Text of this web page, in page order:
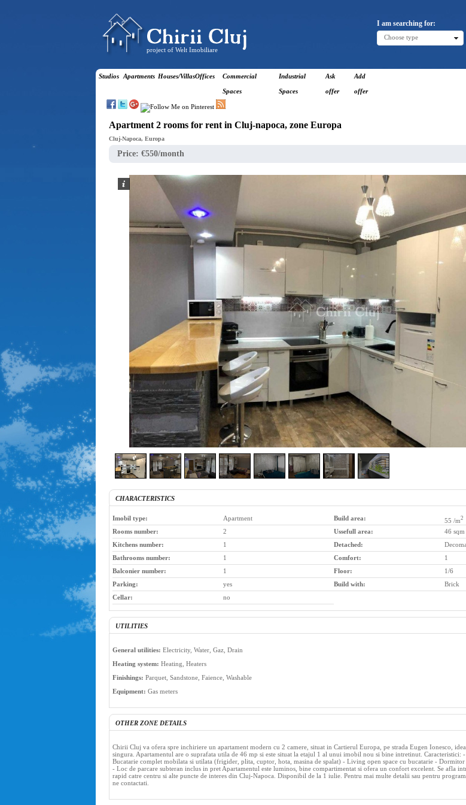
project of Welt Imobiliare
I am searching for:
Choose type
Studios Apartments Houses/VillasOffices Commercial
Spaces
Industrial
Spaces
Ask
offer
Add
offer
Apartment 2 rooms for rent in Cluj-napoca, zone Europa
Cluj-Napoca, Europa
Price: €550/month
CHARACTERISTICS
Imobil type:
Apartment
Rooms number:
2
Kitchens number:
1
Bathrooms number:
1
Balconier number:
1
Parking:
yes
Cellar:
no
Build area: 55 /m2
Ussefull area:
46 sqm
Detached:
Comfort:
1
Floor:
1/6
Build with:
Brick
UTILITIES
General utilities: Electricity, Water, Gaz, Drain
Heating system: Heating, Heaters
Finishings: Parquet, Sandstone, Faience, Washable
Equipment: Gas meters
OTHER ZONE DETAILS
Chirii Cluj va ofera spre inchiriere un apartament modern cu 2 camere, situat in Cartierul Europa, pe strada Eugen Ionesco,
singura. Apartamentul are o suprafata utila de 46 mp si este situat la etajul 1 al unui imobil nou si bine intretinut. Caracteristici:
Bucatarie complet mobilata si utilata (frigider, plita, cuptor, hota, masina de spalat) - Living open space cu bucatarie - Dormitor
- Loc de parcare subteran inclus in pret Apartamentul este luminos, bine compartimentat si ofera un confort excelent. Se afla
rapid catre centru si alte puncte de interes din Cluj-Napoca. Disponibil de la 1 iulie. Pentru mai multe detalii sau pentru
ne contactati.